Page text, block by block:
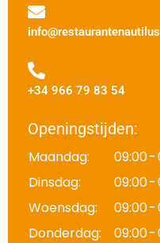
+34 966 79 83 54
Openingstijden:
Maandag: 09:00-
Dinsdag:
09:00-
Woensdag:
09:00-
Donderdag:
09:00-